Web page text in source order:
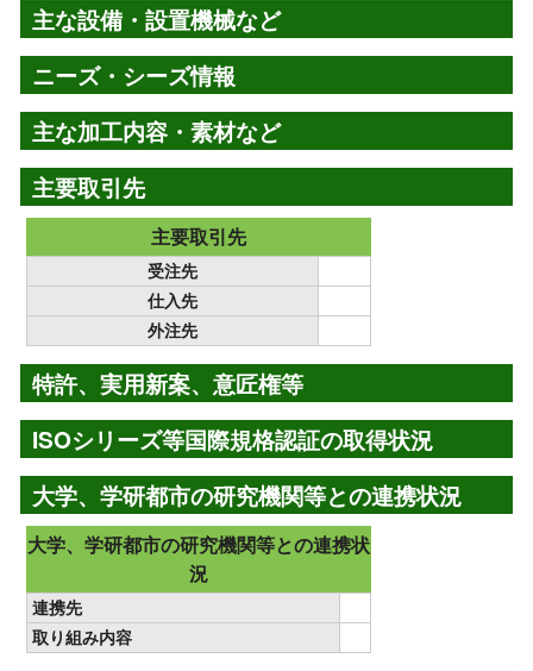
主な設備・設置機械など
ニーズ・シーズ情報
主な加工内容・素材など
主要取引先
主要取引先
受注先
仕入先
外注先
特許、実用新案、意匠権等
ISOシリーズ等国際規格認証の取得状況
大学、学研都市の研究機関等との連携状況
大学、学研都市の研究機関等との連携状
況
連携先
取り組み内容